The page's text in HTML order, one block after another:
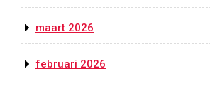
maart 2026
februari 2026